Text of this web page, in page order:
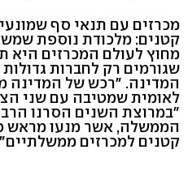
מכרזים עם תנאי סף
קטנים: מלכודת נוספת
מחוץ לעולם המכרזים היא
שגורמים רק לחברות
המדינה. "רכש של המדינה
לאומית שמטיבה עם שני
"במרוצת השנים הסרנו
הממשלה, אשר מנעו מראש
קטנים למכרזים